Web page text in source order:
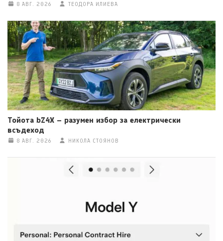
8 АВГ. 2026 ТЕОДОРА ИЛИЕВА
Тойота bZ4X – разумен избор за електрически
всъдеход
8 АВГ. 2026 НИКОЛА СТОЯНОВ